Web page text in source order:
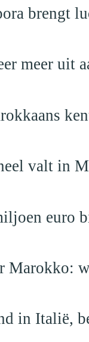
brengt
meer uit
valt in
euro
Marokko:
in Italië,